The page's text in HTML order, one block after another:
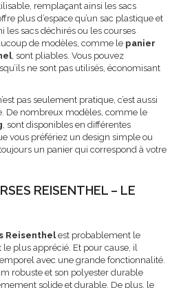
remplaçant ainsi les sacs
plus d’espace qu’un sac plastique et
les sacs déchirés ou les courses
de modèles, comme le panier
, sont pliables. Vous pouvez
ne sont pas utilisés, économisant
pas seulement pratique, c’est aussi
De nombreux modèles, comme le
, sont disponibles en différentes
vous préfériez un design simple ou
un panier qui correspond à votre
REISENTHEL – LE
Reisenthelest probablement le
plus apprécié. Et pour cause, il
avec une grande fonctionnalité.
robuste et son polyester durable
solide et durable. De plus, le